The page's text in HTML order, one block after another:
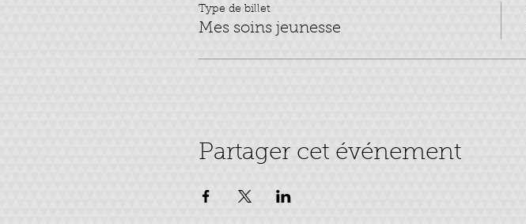
Type de billet
Mes soins jeunesse
Partager cet événement